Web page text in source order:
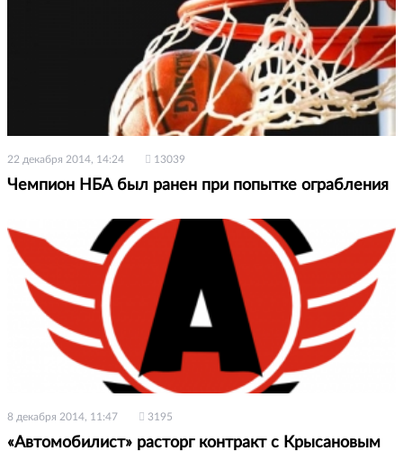
22 декабря 2014, 14:24 13039
Чемпион НБА был ранен при попытке ограбления
8 декабря 2014, 11:47 3195
«Автомобилист» расторг контракт с Крысановым